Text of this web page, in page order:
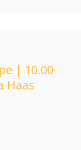
| 10.00-
Haas